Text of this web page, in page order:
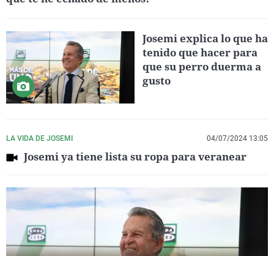
Josemi explica lo que ha
tenido que hacer para
que su perro duerma a
gusto
LA VIDA DE JOSEMI 04/07/2024 13:05
Josemi ya tiene lista su ropa para veranear